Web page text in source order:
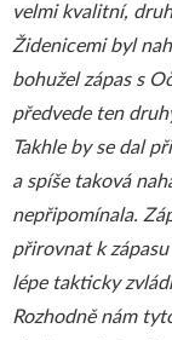
velmi kvalitní,
Židenicemi byl
bohužel zápas s
předvede ten
Takhle by se dal
a spíše taková
nepřipomínala.
přirovnat k
lépe takticky
Rozhodně nám